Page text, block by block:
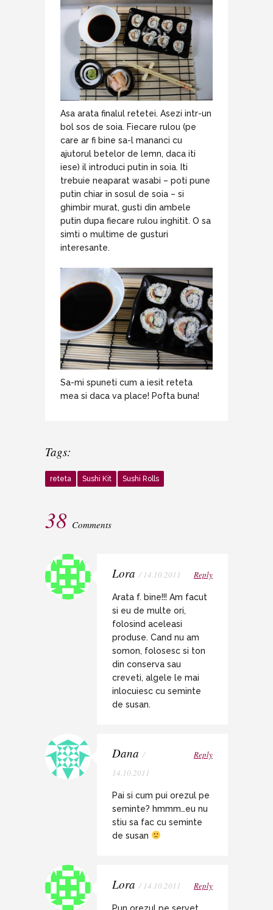
Asa arata finalul retetei. Asezi intr-un
bol sos de soia. Fiecare rulou (pe
care ar fi bine sa-l mananci cu
ajutorul betelor de lemn, daca iti
iese) il introduci putin in soia. Iti
trebuie neaparat wasabi – poti pune
putin chiar in sosul de soia – si
ghimbir murat, gusti din ambele
putin dupa fiecare rulou inghitit. O sa
simti o multime de gusturi
interesante.
Sa-mi spuneti cum a iesit reteta
mea si daca va place! Pofta buna!
Tags:
reteta Sushi Kit Sushi Rolls
38 Comments
Lora / 14.10.2011 Reply
Arata f. bine!!! Am facut
si eu de multe ori,
folosind aceleasi
produse. Cand nu am
somon, folosesc si ton
din conserva sau
creveti, algele le mai
inlocuiesc cu seminte
de susan.
Dana /
14.10.2011
Reply
Pai si cum pui orezul pe
seminte? hmmm…eu nu
stiu sa fac cu seminte
de susan
Lora / 14.10.2011 Reply
Pun orezul pe servet,